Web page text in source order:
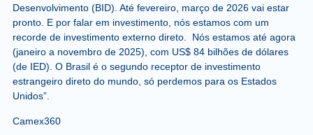
Desenvolvimento (BID). Até fevereiro, março de 2026 vai estar
pronto. E por falar em investimento, nós estamos com um
recorde de investimento externo direto. Nós estamos até agora
(janeiro a novembro de 2025), com US$ 84 bilhões de dólares
(de IED). O Brasil é o segundo receptor de investimento
estrangeiro direto do mundo, só perdemos para os Estados
Unidos”.
Camex360